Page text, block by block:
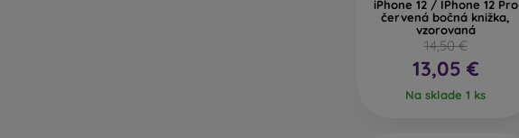
iPhone 12 / IPhone 12 Pro
červená bočná knižka,
vzorovaná
14,50 €
13,05 €
Na sklade 1 ks